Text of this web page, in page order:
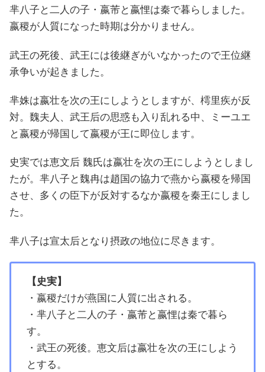
芈八子と二人の子・嬴芾と嬴悝は秦で暮らしました。
嬴稷が人質になった時期は分かりません。
武王の死後、武王には後継ぎがいなかったので王位継
承争いが起きました。
芈姝は嬴壮を次の王にしようとしますが、樗里疾が反
対。魏夫人、武王后の思惑も入り乱れる中、ミーユエ
と嬴稷が帰国して嬴稷が王に即位します。
史実では恵文后 魏氏は嬴壮を次の王にしようとしまし
たが。芈八子と魏冉は趙国の協力で燕から嬴稷を帰国
させ、多くの臣下が反対するなか嬴稷を秦王にしまし
た。
芈八子は宣太后となり摂政の地位に尽きます。
【史実】
・嬴稷だけが燕国に人質に出される。
・芈八子と二人の子・嬴芾と嬴悝は秦で暮ら
す。
・武王の死後。恵文后は嬴壮を次の王にしよう
とする。